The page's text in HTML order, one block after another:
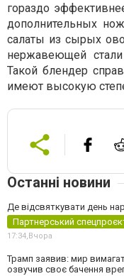
гораздо
дополнительных
салаты из сырых
нержавеющей
Такой блендер
имеют высокую
Останні новини
Де відсвяткувати день
Партнерський
17:34,Вчора
Трамп заявив: мир
озвучив своє бачення